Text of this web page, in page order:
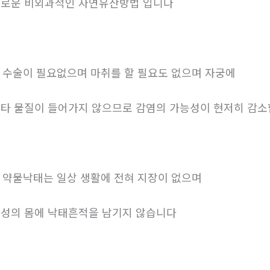
술이 필요없으며 마취를 할 필요도 없으며 자궁에
물질이 들어가지 않으므로 감염의 가능성이 현저히 감
물낙태는 일상 생활에 전혀 지장이 없으며
의 몸에 낙태흔적을 남기지 않습니다